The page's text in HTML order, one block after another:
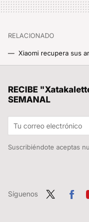
RELACIONADO
RECIBE
SEMANAL
Suscribiéndote aceptas
Síguenos